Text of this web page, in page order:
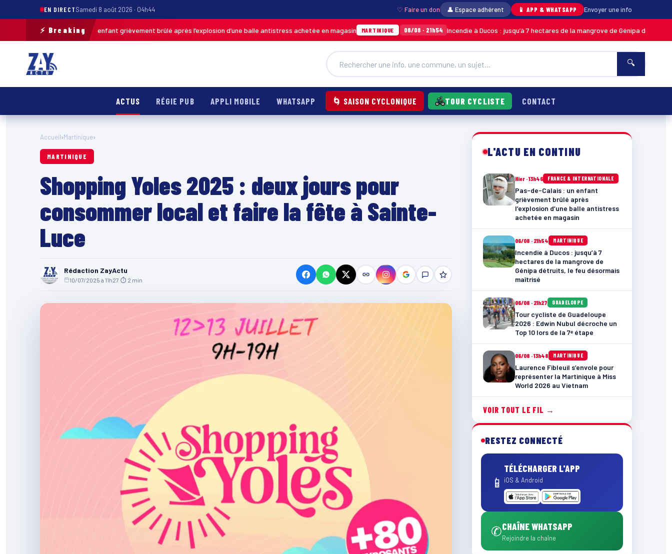
EN DIRECTSamedi 8 août 2026 · 04h44 ♡ Faire un don 👤 Espace adhérent 📱 APP & WHATSAPP Envoyer une info
⚡ Breaking
Pas-de-Calais : un enfant grièvement brûlé après l’explosion d’une balle antistress achetée en magasin MARTINIQUE 06/08 · 21h54 Incendie à Ducos : jusqu’à 7 hectares de la mangrove de Génipa détruits, le feu
🔍
ACTUS RÉGIE PUB APPLI MOBILE WHATSAPP 🌀 SAISON CYCLONIQUE TOUR CYCLISTE CONTACT
Accueil›Martinique›
MARTINIQUE
Shopping Yoles 2025 : deux jours pour
consommer local et faire la fête à Sainte-
Luce
Rédaction ZayActu
10/07/2025 à 11h27 ⏱ 2 min
L'ACTU EN CONTINU
Hier · 13h46 FRANCE & INTERNATIONALE
Pas-de-Calais : un enfant
grièvement brûlé après
l’explosion d’une balle antistress
achetée en magasin
06/08 · 21h54 MARTINIQUE
Incendie à Ducos : jusqu’à 7
hectares de la mangrove de
Génipa détruits, le feu désormais
maîtrisé
06/08 · 21h27 GUADELOUPE
Tour cycliste de Guadeloupe
2026 : Edwin Nubul décroche un
Top 10 lors de la 7ᵉ étape
06/08 · 13h48 MARTINIQUE
Laurence Fibleuil s’envole pour
représenter la Martinique à Miss
World 2026 au Vietnam
VOIR TOUT LE FIL →
RESTEZ CONNECTÉ
📱
TÉLÉCHARGER L'APP
iOS & Android
✆CHAÎNE WHATSAPP
Rejoindre la chaîne